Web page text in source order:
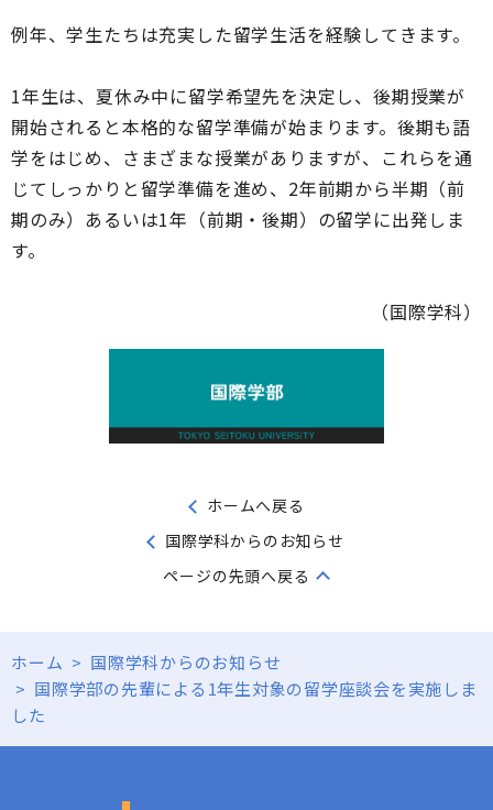
例年、学生たちは充実した留学生活を経験してきます。
1年生は、夏休み中に留学希望先を決定し、後期授業が
開始されると本格的な留学準備が始まります。後期も語
学をはじめ、さまざまな授業がありますが、これらを通
じてしっかりと留学準備を進め、2年前期から半期（前
期のみ）あるいは1年（前期・後期）の留学に出発しま
す。
（国際学科）
国際学科からのお知らせ
ホームへ戻る
ページの先頭へ戻る
ホーム > 国際学科からのお知らせ
> 国際学部の先輩による1年生対象の留学座談会を実施しま
した